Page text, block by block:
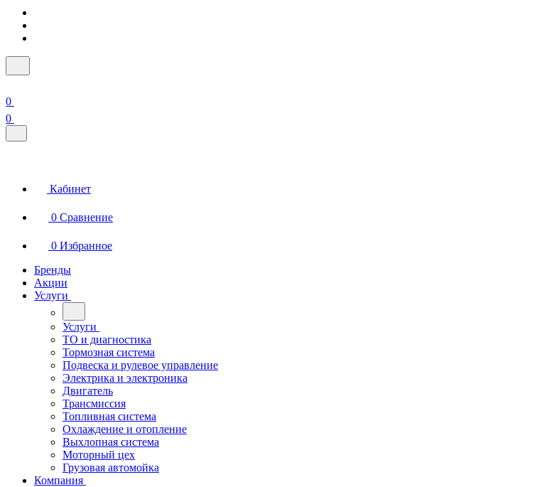
0
0
Кабинет
0 Сравнение
0 Избранное
Бренды
Акции
Услуги
Услуги
ТО и диагностика
Тормозная система
Подвеска и рулевое управление
Электрика и электроника
Двигатель
Трансмиссия
Топливная система
Охлаждение и отопление
Выхлопная система
Моторный цех
Грузовая автомойка
Компания